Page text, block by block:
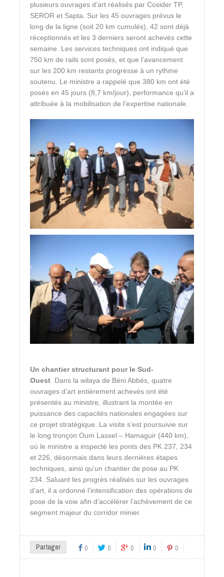
plusieurs ouvrages d’art réalisés par Cosider TP,
SEROR et Sapta. Sur les 45 ouvrages prévus le
long de la ligne (soit 20 km cumulés), 42 sont déjà
réceptionnés et les 3 derniers seront achevés cette
semaine. Les services techniques ont indiqué que
750 km de rails sont posés, et que l’avancement
sur les 200 km restants progresse à un rythme
soutenu. Le ministre a rappelé que 380 km ont été
posés en 45 jours (8,7 km/jour), performance qu’il a
attribuée à la mobilisation de l’expertise nationale.
Un chantier structurant pour le Sud-
Ouest Dans la wilaya de Béni Abbès, quatre
ouvrages d’art entièrement achevés ont été
présentés au ministre, illustrant la montée en
puissance des capacités nationales engagées sur
ce projet stratégique. La visite s’est poursuivie sur
le long tronçon Oum Lassel – Hamaguir (440 km),
où le ministre a inspecté les ponts des PK 237, 234
et 226, désormais dans leurs dernières étapes
techniques, ainsi qu’un chantier de pose au PK
234. Saluant les progrès réalisés sur les ouvrages
d’art, il a ordonné l’intensification des opérations de
pose de la voie afin d’accélérer l’achèvement de ce
segment majeur du corridor minier.
Partager 0 0 0 0 0